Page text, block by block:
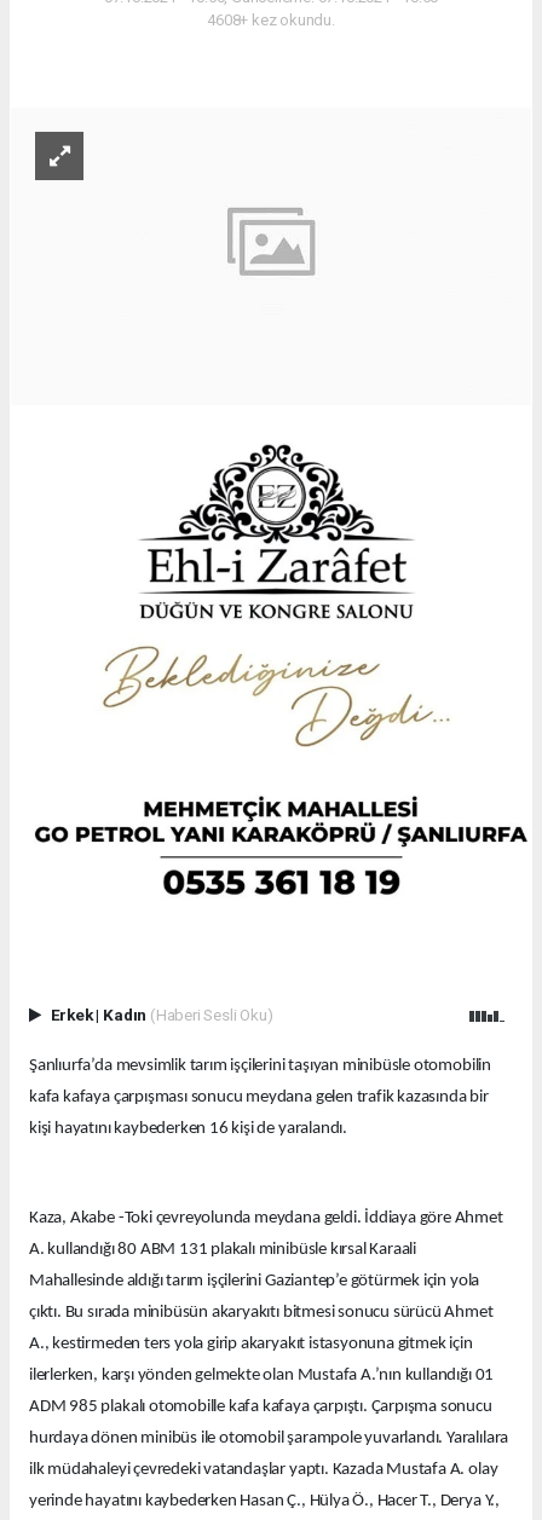
4608+ kez okundu.
Erkek| Kadın (Haberi Sesli Oku)
Şanlıurfa’da mevsimlik tarım işçilerini taşıyan minibüsle otomobilin
kafa kafaya çarpışması sonucu meydana gelen trafik kazasında bir
kişi hayatını kaybederken 16 kişi de yaralandı.
Kaza, Akabe -Toki çevreyolunda meydana geldi. İddiaya göre Ahmet
A. kullandığı 80 ABM 131 plakalı minibüsle kırsal Karaali
Mahallesinde aldığı tarım işçilerini Gaziantep’e götürmek için yola
çıktı. Bu sırada minibüsün akaryakıtı bitmesi sonucu sürücü Ahmet
A., kestirmeden ters yola girip akaryakıt istasyonuna gitmek için
ilerlerken, karşı yönden gelmekte olan Mustafa A.’nın kullandığı 01
ADM 985 plakalı otomobille kafa kafaya çarpıştı. Çarpışma sonucu
hurdaya dönen minibüs ile otomobil şarampole yuvarlandı. Yaralılara
ilk müdahaleyi çevredeki vatandaşlar yaptı. Kazada Mustafa A. olay
yerinde hayatını kaybederken Hasan Ç., Hülya Ö., Hacer T., Derya Y.,